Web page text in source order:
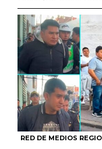
RED DE MEDIOS